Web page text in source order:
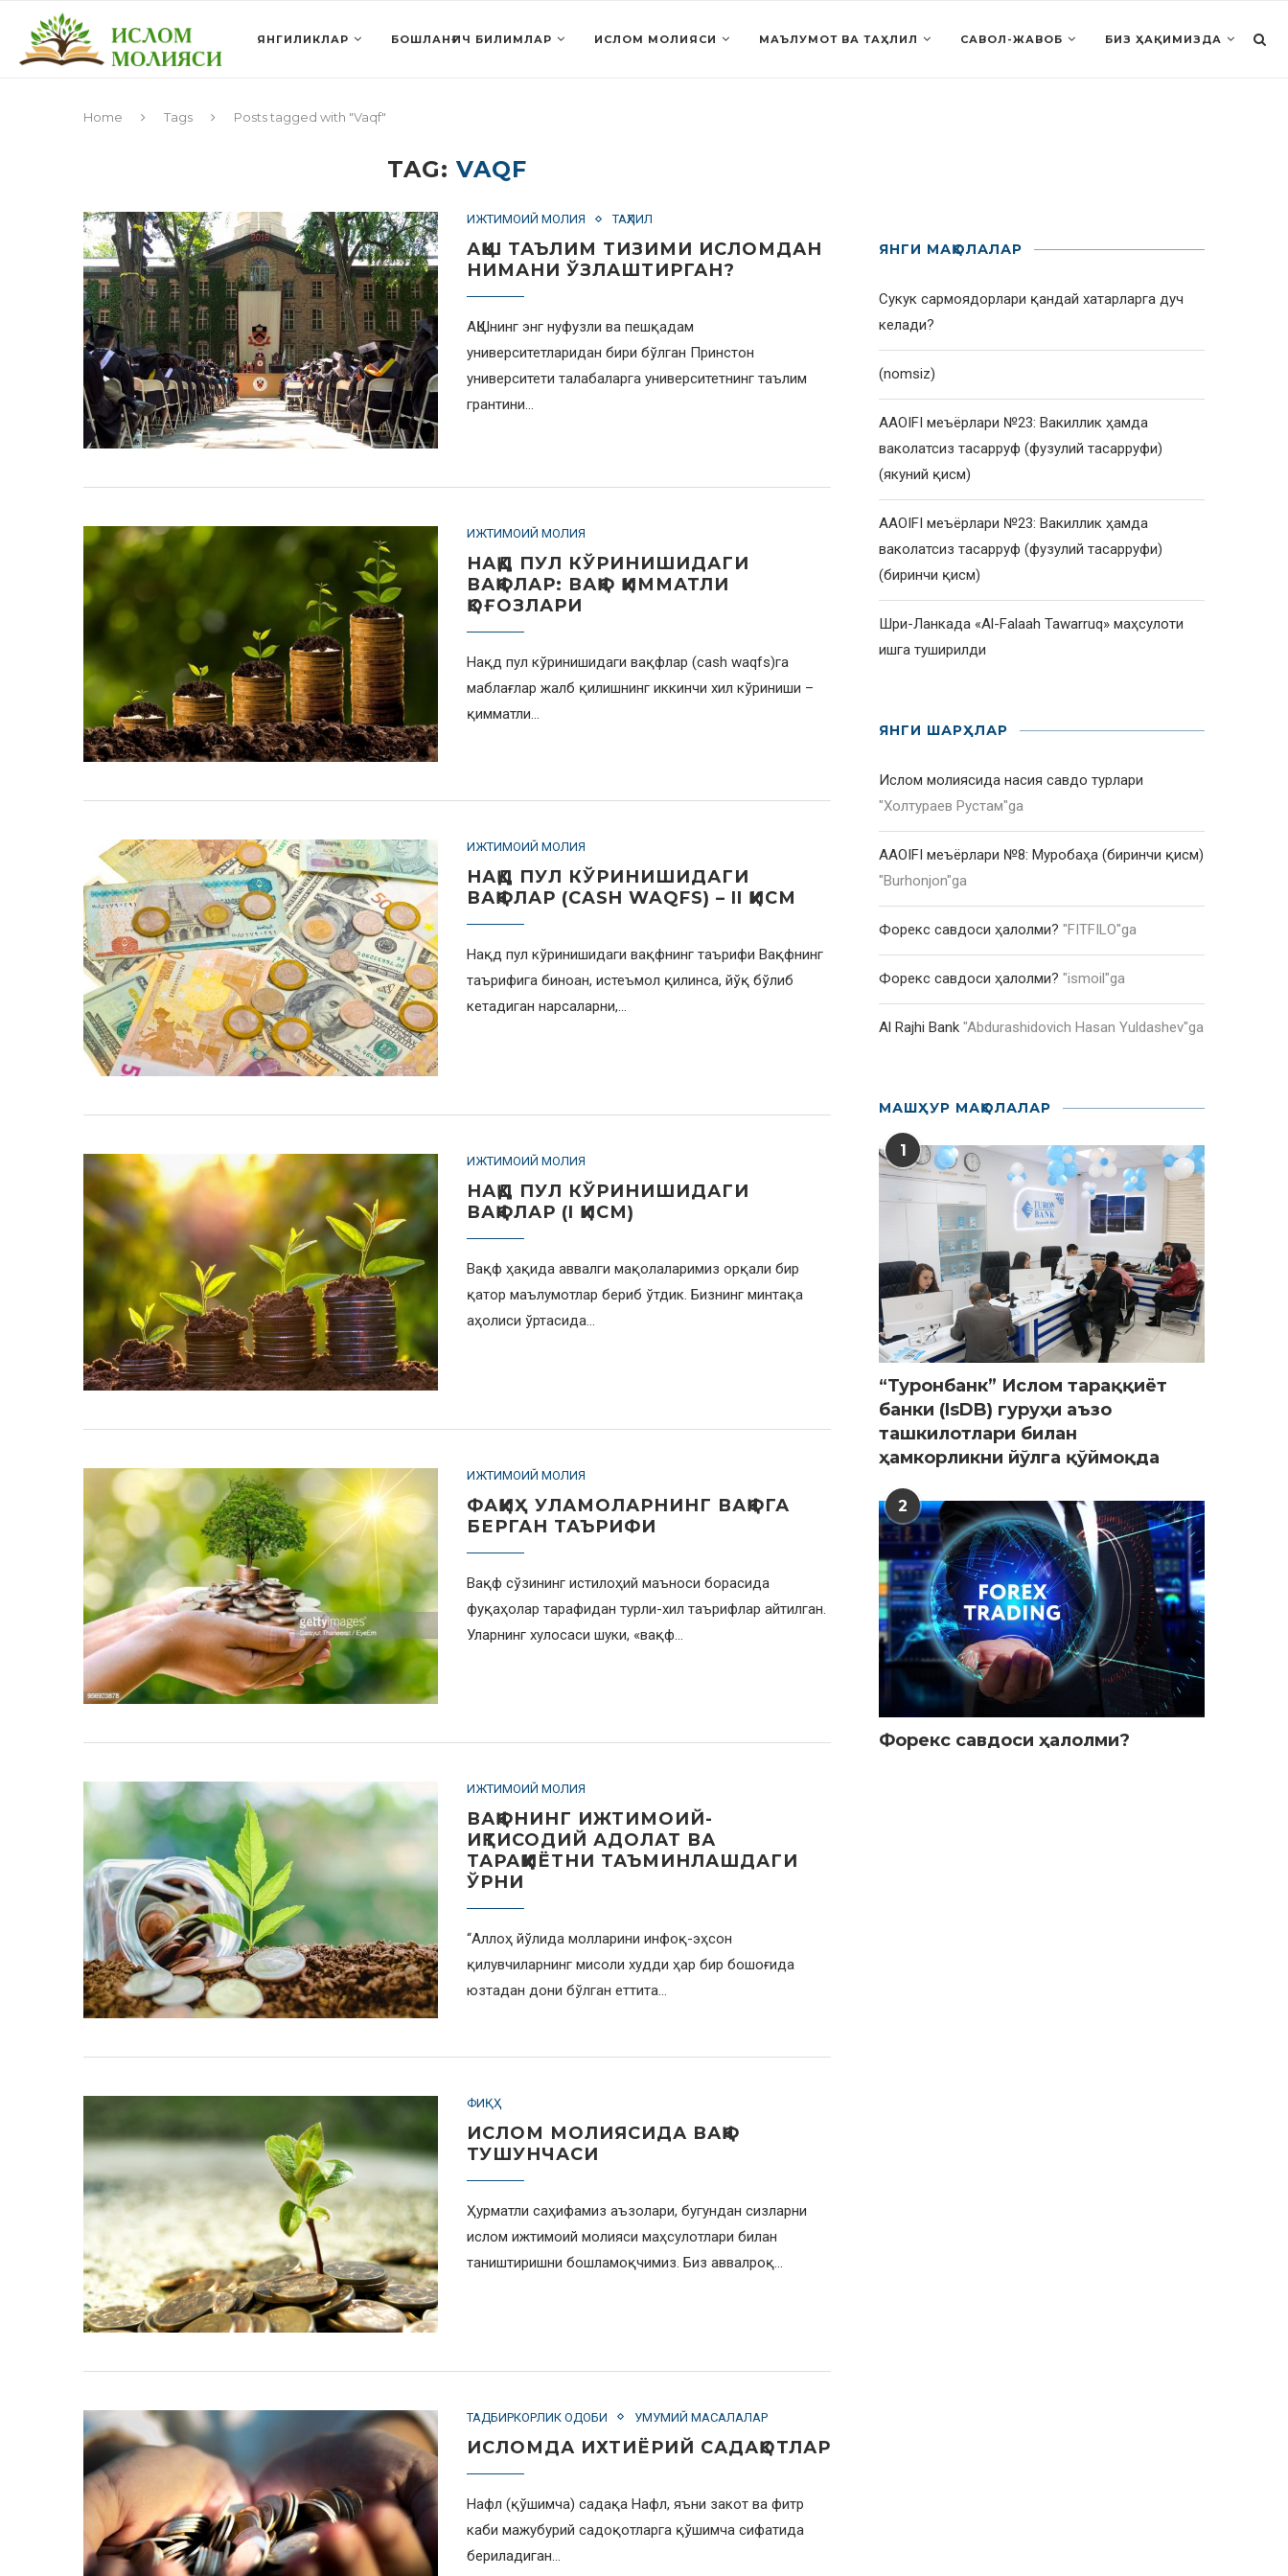
ЯНГИЛИКЛАР БОШЛАНҒИЧ БИЛИМЛАР ИСЛОМ МОЛИЯСИ МАЪЛУМОТ ВА ТАҲЛИЛ САВОЛ-ЖАВОБ БИЗ ҲАҚИМИЗДА
Home Tags Posts tagged with "Vaqf"
TAG: VAQF
ИЖТИМОИЙ МОЛИЯ ТАҲЛИЛ
АҚШ ТАЪЛИМ ТИЗИМИ ИСЛОМДАН
НИМАНИ ЎЗЛАШТИРГАН?
АҚШнинг энг нуфузли ва пешқадам
университетларидан бири бўлган Принстон
университети талабаларга университетнинг таълим
грантини…
ИЖТИМОИЙ МОЛИЯ
НАҚД ПУЛ КЎРИНИШИДАГИ
ВАҚФЛАР: ВАҚФ ҚИММАТЛИ
ҚОҒОЗЛАРИ
Нақд пул кўринишидаги вақфлар (cash waqfs)га
маблағлар жалб қилишнинг иккинчи хил кўриниши –
қимматли…
ИЖТИМОИЙ МОЛИЯ
НАҚД ПУЛ КЎРИНИШИДАГИ
ВАҚФЛАР (CASH WAQFS) – II ҚИСМ
Нақд пул кўринишидаги вақфнинг таърифи Вақфнинг
таърифига биноан, истеъмол қилинса, йўқ бўлиб
кетадиган нарсаларни,…
ИЖТИМОИЙ МОЛИЯ
НАҚД ПУЛ КЎРИНИШИДАГИ
ВАҚФЛАР (I ҚИСМ)
Вақф ҳақида аввалги мақолаларимиз орқали бир
қатор маълумотлар бериб ўтдик. Бизнинг минтақа
аҳолиси ўртасида…
ИЖТИМОИЙ МОЛИЯ
ФАҚИҲ УЛАМОЛАРНИНГ ВАҚФГА
БЕРГАН ТАЪРИФИ
Вақф сўзининг истилоҳий маъноси борасида
фуқаҳолар тарафидан турли-хил таърифлар айтилган.
Уларнинг хулосаси шуки, «вақф…
ИЖТИМОИЙ МОЛИЯ
ВАҚФНИНГ ИЖТИМОИЙ-
ИҚТИСОДИЙ АДОЛАТ ВА
ТАРАҚҚИЁТНИ ТАЪМИНЛАШДАГИ
ЎРНИ
“Аллоҳ йўлида молларини инфоқ-эҳсон
қилувчиларнинг мисоли худди ҳар бир бошоғида
юзтадан дони бўлган еттита…
ФИҚҲ
ИСЛОМ МОЛИЯСИДА ВАҚФ
ТУШУНЧАСИ
Ҳурматли саҳифамиз аъзолари, бугундан сизларни
ислом ижтимоий молияси маҳсулотлари билан
таништиришни бошламоқчимиз. Биз аввалроқ…
ТАДБИРКОРЛИК ОДОБИ УМУМИЙ МАСАЛАЛАР
ИСЛОМДА ИХТИЁРИЙ САДАҚОТЛАР
Нафл (қўшимча) садақа Нафл, яъни закот ва фитр
каби мажубурий садоқотларга қўшимча сифатида
бериладиган…
ЯНГИ МАҚОЛАЛАР
Сукук сармоядорлари қандай хатарларга дуч
келади?
(nomsiz)
AAOIFI меъёрлари №23: Вакиллик ҳамда
ваколатсиз тасарруф (фузулий тасарруфи)
(якуний қисм)
AAOIFI меъёрлари №23: Вакиллик ҳамда
ваколатсиз тасарруф (фузулий тасарруфи)
(биринчи қисм)
Шри-Ланкада «Al-Falaah Tawarruq» маҳсулоти
ишга туширилди
ЯНГИ ШАРҲЛАР
Ислом молиясида насия савдо турлари
"Холтураев Рустам"ga
AAOIFI меъёрлари №8: Муробаҳа (биринчи қисм)
"Burhonjon"ga
Форекс савдоси ҳалолми? "FITFILO"ga
Форекс савдоси ҳалолми? "ismoil"ga
Al Rajhi Bank "Abdurashidovich Hasan Yuldashev"ga
МАШҲУР МАҚОЛАЛАР
1
“Туронбанк” Ислом тараққиёт
банки (IsDB) гуруҳи аъзо
ташкилотлари билан
ҳамкорликни йўлга қўймоқда
2
Форекс савдоси ҳалолми?